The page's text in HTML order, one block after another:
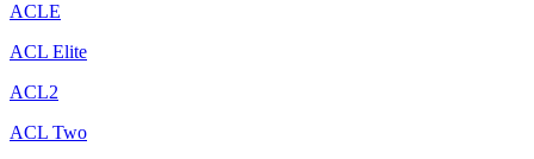
ACLE
ACL Elite
ACL2
ACL Two